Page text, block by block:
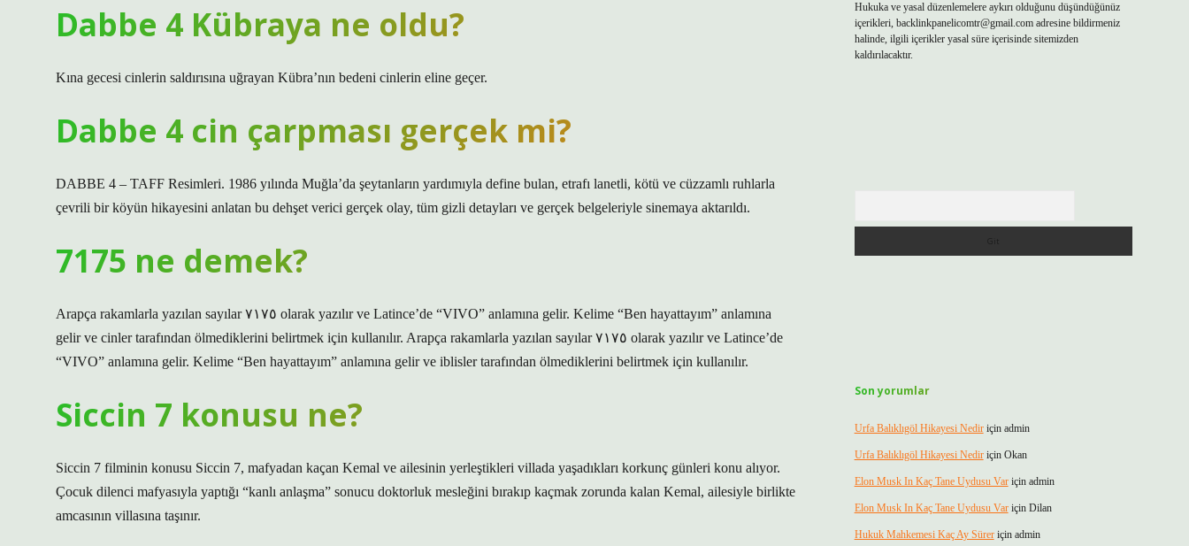
Dabbe 4 Kübraya ne oldu?
Kına gecesi cinlerin saldırısına uğrayan Kübra’nın bedeni cinlerin eline geçer.
Dabbe 4 cin çarpması gerçek mi?
DABBE 4 – TAFF Resimleri. 1986 yılında Muğla’da şeytanların yardımıyla define bulan, etrafı lanetli, kötü ve cüzzamlı ruhlarla
çevrili bir köyün hikayesini anlatan bu dehşet verici gerçek olay, tüm gizli detayları ve gerçek belgeleriyle sinemaya aktarıldı.
7175 ne demek?
Arapça rakamlarla yazılan sayılar ۷۱۷٥ olarak yazılır ve Latince’de “VIVO” anlamına gelir. Kelime “Ben hayattayım” anlamına
gelir ve cinler tarafından ölmediklerini belirtmek için kullanılır. Arapça rakamlarla yazılan sayılar ۷۱۷٥ olarak yazılır ve Latince’de
“VIVO” anlamına gelir. Kelime “Ben hayattayım” anlamına gelir ve iblisler tarafından ölmediklerini belirtmek için kullanılır.
Siccin 7 konusu ne?
Siccin 7 filminin konusu Siccin 7, mafyadan kaçan Kemal ve ailesinin yerleştikleri villada yaşadıkları korkunç günleri konu alıyor.
Çocuk dilenci mafyasıyla yaptığı “kanlı anlaşma” sonucu doktorluk mesleğini bırakıp kaçmak zorunda kalan Kemal, ailesiyle birlikte
amcasının villasına taşınır.
Hukuka ve yasal düzenlemelere aykırı olduğunu düşündüğünüz
içerikleri, backlinkpanelicomtr@gmail.comadresine bildirmeniz
halinde, ilgili içerikler yasal süre içerisinde sitemizden
kaldırılacaktır.
Son yorumlar
Urfa Balıklıgöl Hikayesi Nediriçin admin
Urfa Balıklıgöl Hikayesi Nediriçin Okan
Elon Musk In Kaç Tane Uydusu Variçin admin
Elon Musk In Kaç Tane Uydusu Variçin Dilan
Hukuk Mahkemesi Kaç Ay Süreriçin admin